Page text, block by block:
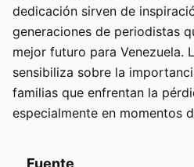
dedicación sirven de
generaciones de periodistas
mejor futuro para Venezuela.
sensibiliza sobre la
familias que enfrentan la
especialmente en momentos
Fuente